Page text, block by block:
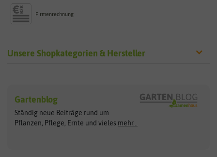
Firmenrechnung
Unsere Shopkategorien & Hersteller
Exotische Samen
Gemüsesamen
Gründünger
Arche Noah
ASB Greenworld
Clever Pots
COMPO
Gartenblog
Ständig neue Beiträge rund um
Pflanzen, Pflege, Ernte und vieles mehr...